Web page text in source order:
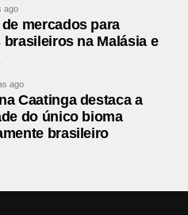
– Contenda
ago
mercados para
na Malásia e
ago
Caatinga destaca a
do único bioma
brasileiro